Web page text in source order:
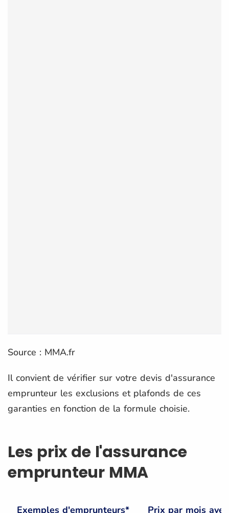
Source : MMA.fr
Il convient de vérifier sur votre devis d'assurance
emprunteur les exclusions et plafonds de ces
garanties en fonction de la formule choisie.
Les prix de l'assurance
emprunteur MMA
Exemples d'emprunteurs* Prix par mois